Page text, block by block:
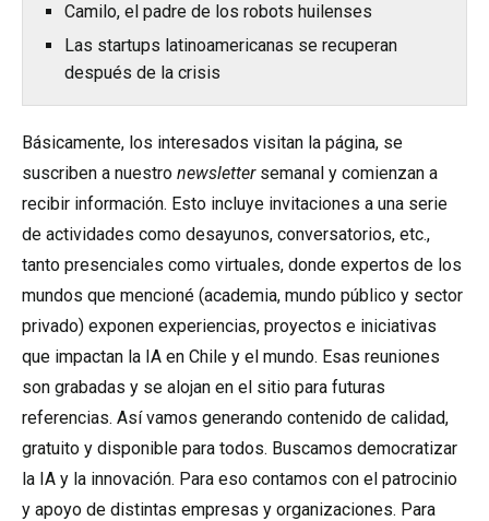
Camilo, el padre de los robots huilenses
Las startups latinoamericanas se recuperan
después de la crisis
Básicamente, los interesados visitan la página, se
suscriben a nuestro newslettersemanal y comienzan a
recibir información. Esto incluye invitaciones a una serie
de actividades como desayunos, conversatorios, etc.,
tanto presenciales como virtuales, donde expertos de los
mundos que mencioné (academia, mundo público y sector
privado) exponen experiencias, proyectos e iniciativas
que impactan la IA en Chile y el mundo. Esas reuniones
son grabadas y se alojan en el sitio para futuras
referencias. Así vamos generando contenido de calidad,
gratuito y disponible para todos. Buscamos democratizar
la IA y la innovación. Para eso contamos con el patrocinio
y apoyo de distintas empresas y organizaciones. Para